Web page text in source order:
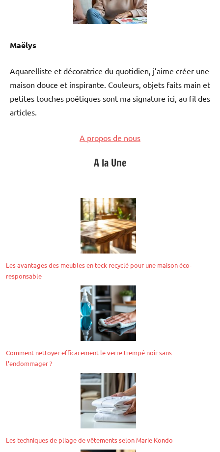
Maëlys
Aquarelliste et décoratrice du quotidien, j’aime créer une
maison douce et inspirante. Couleurs, objets faits main et
petites touches poétiques sont ma signature ici, au fil des
articles.
A propos de nous
A la Une
Les avantages des meubles en teck recyclé pour une maison éco-
responsable
Comment nettoyer efficacement le verre trempé noir sans
l’endommager ?
Les techniques de pliage de vêtements selon Marie Kondo